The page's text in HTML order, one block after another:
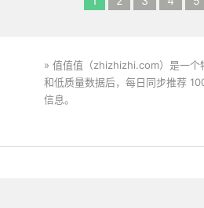
» 值值值（zhizhizhi.com）是一个
和低质量数据后，每日同步推荐
信息。